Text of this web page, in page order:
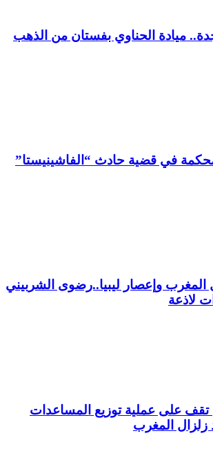
ميادة الحناوي بفستان من الذهب
في قضية حادث “الفاشينيستا”
وإعصار ليبيا..رضوى الشربيني
لاذعة
على عملية توزيع المساعدات
زلزال المغرب